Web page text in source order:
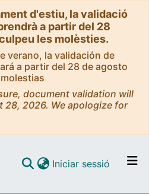
d'estiu, la validació
a partir del 28
les molèsties.
verano, la validación de
a partir del 28 de agosto
document validation will
2026. We apologize for
Iniciar sessió (current)